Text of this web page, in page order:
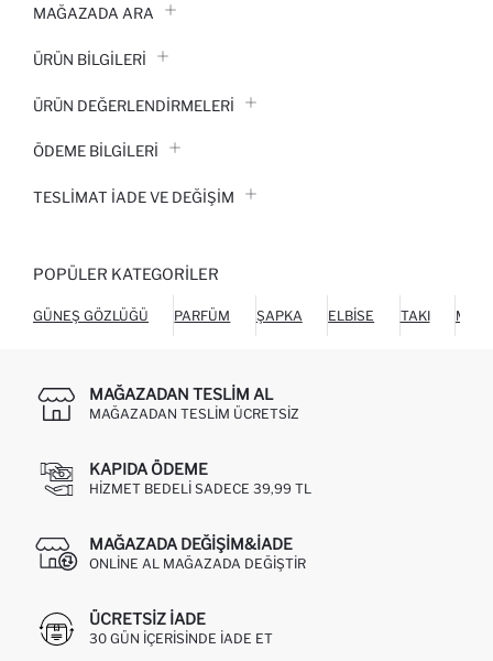
MAĞAZADA ARA
ÜRÜN BILGILERI
ÜRÜN DEĞERLENDİRMELERİ
ÖDEME BİLGİLERİ
TESLIMAT İADE VE DEĞIŞIM
POPÜLER KATEGORILER
GÜNEŞ GÖZLÜĞÜ PARFÜM ŞAPKA ELBISE TAKI MAYO
MAĞAZADAN TESLIM AL
MAĞAZADAN TESLIM ÜCRETSIZ
KAPIDA ÖDEME
HIZMET BEDELI SADECE 39,99 TL
MAĞAZADA DEĞIŞIM&İADE
ONLINE AL MAĞAZADA DEĞIŞTIR
ÜCRETSIZ IADE
30 GÜN IÇERISINDE IADE ET